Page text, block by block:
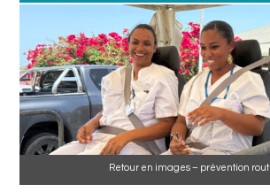
Retour en images – prévention